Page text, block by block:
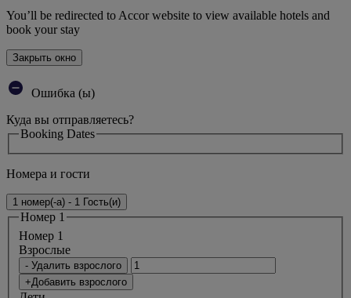
You’ll be redirected to Accor website to view available hotels and
book your stay
Закрыть окно
Ошибка (ы)
Куда вы отправляетесь?
Booking Dates
Номера и гости
1 номер(-а) - 1 Гость(и)
Номер 1
Номер 1
Bзрослые
- Удалить взрослого
+Добавить взрослого